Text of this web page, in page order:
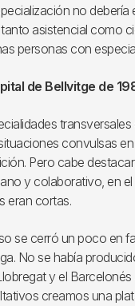
no
asistencial como
personas con
de Bellvitge de
convulsas
Pero cabe
y colaborativo, en
eran cortas.
se cerró un poco en
No se había
y el
creamos una